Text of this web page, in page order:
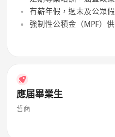
有薪年假，週末及公眾
強制性公積金（MPF）
應届畢業生
哲商